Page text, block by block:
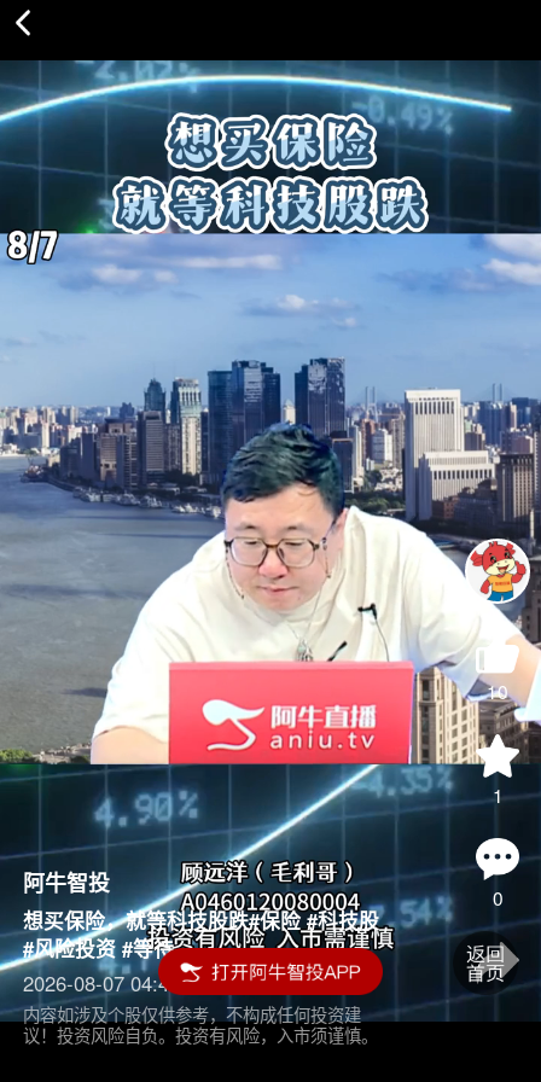
10
1
0
阿牛智投
想买保险，就等科技股跌#保险 #科技股
#风险投资 #等待
2026-08-07 04:45
内容如涉及个股仅供参考，不构成任何投资建
议！投资风险自负。投资有风险，入市须谨慎。